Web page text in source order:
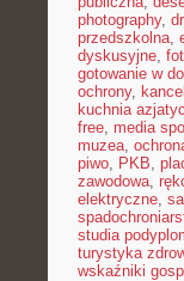
photography,
przedszkolna,
dyskusyjne,
gotowanie w
ochrony,
kuchnia
free, media
muzea,
piwo, PKB,
zawodowa,
elektryczne,
studia
turystyka
wskaźniki